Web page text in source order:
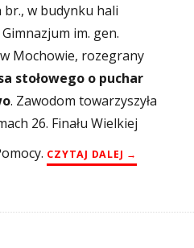
br., w budynku hali
im. gen.
Mochowie, rozegrany
stołowego o puchar
. Zawodom towarzyszyła
26. Finału Wielkiej
CZYTAJ DALEJ „RELACJA